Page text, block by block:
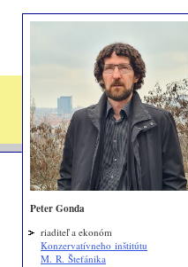
Peter Gonda
riaditeľ a ekonóm
Konzervatívneho inštitútu
M. R. Štefánika